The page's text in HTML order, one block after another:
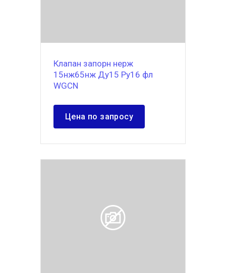
Клапан запорн нерж
15нж65нж Ду15 Ру16 фл
WGCN
Цена по запросу